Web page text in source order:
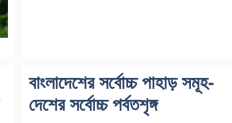
বাংলাদেশের সর্বোচ্চ পাহাড় সমূহ-
দেশের সর্বোচ্চ পর্বতশৃঙ্গ